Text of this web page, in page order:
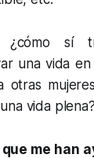
sí
una vida
otras
vida plena?
me han